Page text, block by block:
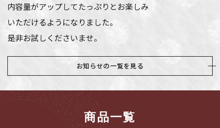
内容量がアップしてたっぷりとお楽しみ
いただけるようになりました。
是非お試しくださいませ。
お知らせの一覧を見る
商品一覧